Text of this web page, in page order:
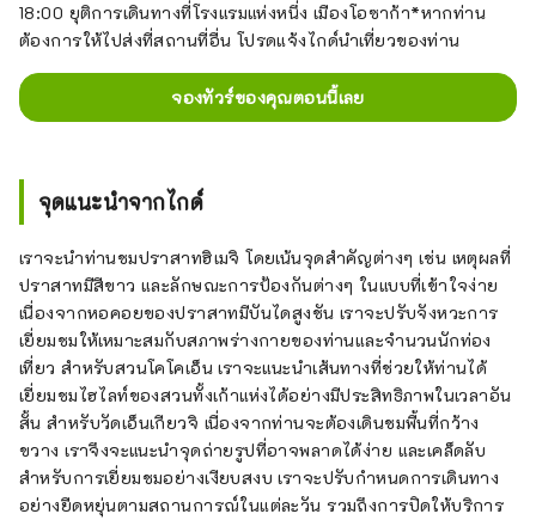
18:00 ยุติการเดินทางที่โรงแรมแห่งหนึ่ง เมืองโอซาก้า*หากท่าน
ต้องการให้ไปส่งที่สถานที่อื่น โปรดแจ้งไกด์นำเที่ยวของท่าน
จองทัวร์ของคุณตอนนี้เลย
จุดแนะนำจากไกด์
เราจะนำท่านชมปราสาทฮิเมจิ โดยเน้นจุดสำคัญต่างๆ เช่น เหตุผลที่
ปราสาทมีสีขาว และลักษณะการป้องกันต่างๆ ในแบบที่เข้าใจง่าย
เนื่องจากหอคอยของปราสาทมีบันไดสูงชัน เราจะปรับจังหวะการ
เยี่ยมชมให้เหมาะสมกับสภาพร่างกายของท่านและจำนวนนักท่อง
เที่ยว สำหรับสวนโคโคเอ็น เราจะแนะนำเส้นทางที่ช่วยให้ท่านได้
เยี่ยมชมไฮไลท์ของสวนทั้งเก้าแห่งได้อย่างมีประสิทธิภาพในเวลาอัน
สั้น สำหรับวัดเอ็นเกียวจิ เนื่องจากท่านจะต้องเดินชมพื้นที่กว้าง
ขวาง เราจึงจะแนะนำจุดถ่ายรูปที่อาจพลาดได้ง่าย และเคล็ดลับ
สำหรับการเยี่ยมชมอย่างเงียบสงบ เราจะปรับกำหนดการเดินทาง
อย่างยืดหยุ่นตามสถานการณ์ในแต่ละวัน รวมถึงการปิดให้บริการ